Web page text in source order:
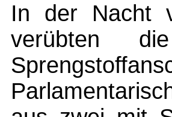
In der Nacht
verübten